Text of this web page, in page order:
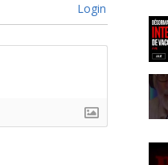
Y
v
l
i
Login